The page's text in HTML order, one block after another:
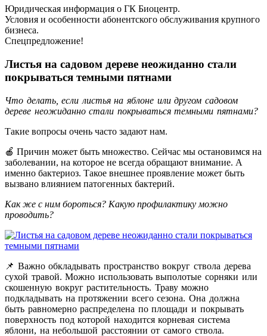
Юридическая информация о ГК Биоцентр.
Условия и особенности абонентского обслуживания крупного
бизнеса.
Спецпредложение!
Листья на садовом дереве неожиданно стали
покрываться темными пятнами
Что делать, если листья на яблоне или другом садовом
дереве неожиданно стали покрываться темными пятнами?
Такие вопросы очень часто задают нам.
🍎 Причин может быть множество. Сейчас мы остановимся на
заболевании, на которое не всегда обращают внимание. А
именно бактериоз. Такое внешнее проявление может быть
вызвано влиянием патогенных бактерий.
Как же с ним бороться? Какую профилактику можно
проводить?
📌 Важно обкладывать пространство вокруг ствола дерева
сухой травой. Можно использовать выполотые сорняки или
скошенную вокруг растительность. Траву можно
подкладывать на протяжении всего сезона. Она должна
быть равномерно распределена по площади и покрывать
поверхность под которой находится корневая система
яблони, на небольшой расстоянии от самого ствола.